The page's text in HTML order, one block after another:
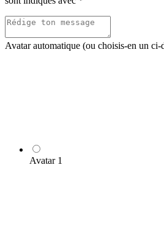
Avatar automatique (ou choisis-en un ci-
Avatar 1